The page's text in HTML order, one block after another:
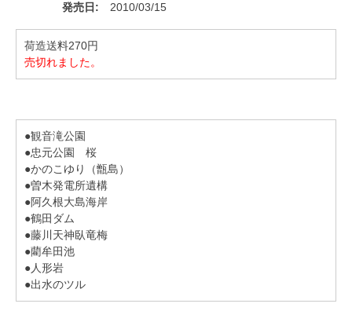
発売日
2010/03/15
荷造送料270円
売切れました。
●観音滝公園
●忠元公園 桜
●かのこゆり（甑島）
●曽木発電所遺構
●阿久根大島海岸
●鶴田ダム
●藤川天神臥竜梅
●藺牟田池
●人形岩
●出水のツル